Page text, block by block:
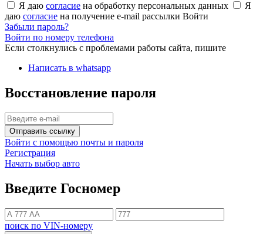
Я даю согласие на обработку персональных данных
Я
даю согласие на получение e-mail рассылки Войти
Забыли пароль?
Войти по номеру телефона
Если столкнулись с проблемами работы сайта, пишите
Написать в whatsapp
Восстановление пароля
Отправить ссылку
Войти с помощью почты и пароля
Регистрация
Начать выбор авто
Введите Госномер
поиск по VIN-номеру